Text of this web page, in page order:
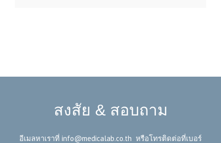
สงสัย & สอบถาม
อีเมลหาเราที่ info@medicalab.co.th หรือโทรติดต่อที่เบอร์